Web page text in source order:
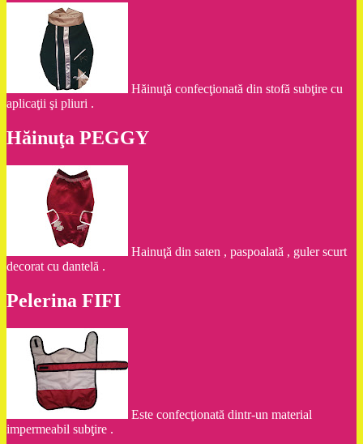
Hăinuţă confecţionată din stofă subţire cu
aplicaţii şi pliuri .
Hăinuţa PEGGY
Hainuţă din saten , paspoalată , guler scurt
decorat cu dantelă .
Pelerina FIFI
Este confecţionată dintr-un material
impermeabil subţire .